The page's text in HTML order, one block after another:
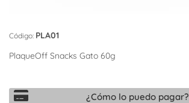
Código: PLA01
PlaqueOff Snacks Gato 60g
¿Cómo lo puedo pagar?